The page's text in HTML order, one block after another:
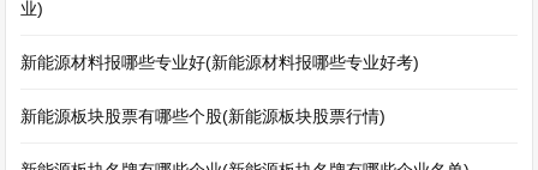
业)
新能源材料报哪些专业好(新能源材料报哪些专业好考)
新能源板块股票有哪些个股(新能源板块股票行情)